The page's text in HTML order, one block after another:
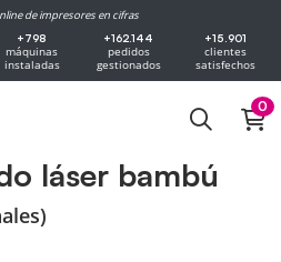
de impresores en cifras
+798
máquinas
instaladas
+162.144
pedidos
gestionados
+15.901
clientes
satisfechos
0
láser bambú